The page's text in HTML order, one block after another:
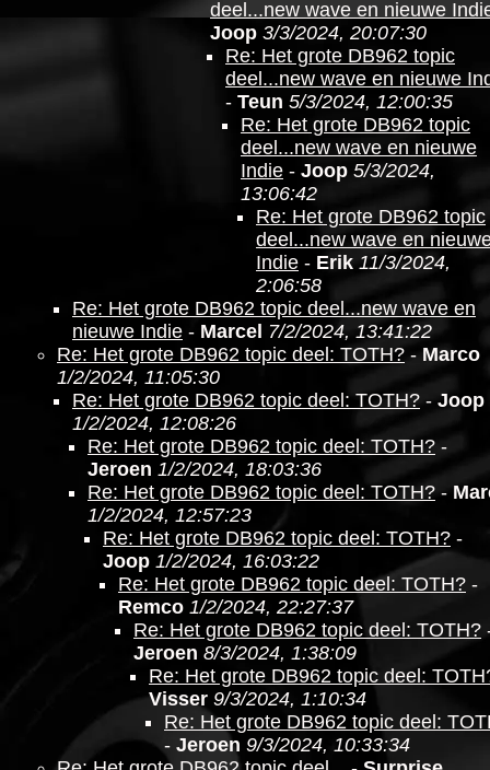
deel...new wave en nieuwe
Joop 3/3/2024, 20:07:30
Re: Het grote DB962 topic
deel...new wave en nieuwe
- Teun 5/3/2024, 12:00:35
Re: Het grote DB962 topic
deel...new wave en nieuwe
Indie - Joop 5/3/2024,
13:06:42
Re: Het grote DB962 topic
deel...new wave en
Indie - Erik 11/3/2024,
2:06:58
Re: Het grote DB962 topic deel...new wave en
nieuwe Indie - Marcel 7/2/2024, 13:41:22
Re: Het grote DB962 topic deel: TOTH? - Marco
1/2/2024, 11:05:30
Re: Het grote DB962 topic deel: TOTH? - Joop
1/2/2024, 12:08:26
Re: Het grote DB962 topic deel: TOTH? -
Jeroen 1/2/2024, 18:03:36
Re: Het grote DB962 topic deel: TOTH?-
1/2/2024, 12:57:23
Re: Het grote DB962 topic deel: TOTH? -
Joop 1/2/2024, 16:03:22
Re: Het grote DB962 topic deel: TOTH? -
Remco 1/2/2024, 22:27:37
Re: Het grote DB962 topic deel: TOTH?
Jeroen 8/3/2024, 1:38:09
Re: Het grote DB962 topic deel:
Visser 9/3/2024, 1:10:34
Re: Het grote DB962 topic deel:
- Jeroen 9/3/2024, 10:33:34